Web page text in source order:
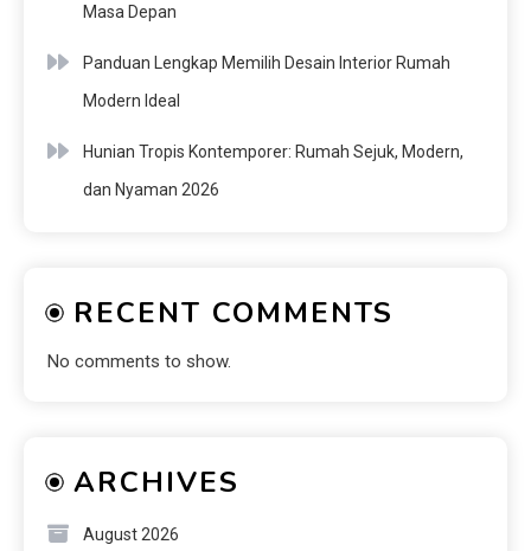
Masa Depan
Panduan Lengkap Memilih Desain Interior Rumah
Modern Ideal
Hunian Tropis Kontemporer: Rumah Sejuk, Modern,
dan Nyaman 2026
RECENT COMMENTS
No comments to show.
ARCHIVES
August 2026